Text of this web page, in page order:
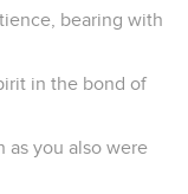
bearing with
in the bond of
as you also were